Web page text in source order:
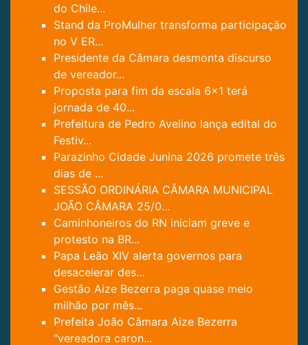
do Chile...
Stand da ProMulher transforma participação
no V ER...
Presidente da Câmara desmonta discurso
de vereador...
Proposta para fim da escala 6×1 terá
jornada de 40...
Prefeitura de Pedro Avelino lança edital do
Festiv...
Parazinho Cidade Junina 2026 promete três
dias de ...
SESSÃO ORDINÁRIA CÂMARA MUNICIPAL
JOÃO CÂMARA 25/0...
Caminhoneiros do RN iniciam greve e
protesto na BR...
Papa Leão XIV alerta governos para
desacelerar des...
Gestão Aize Bezerra paga quase meio
milhão por mês...
Prefeita João Câmara Aize Bezerra
“vereadora caron...